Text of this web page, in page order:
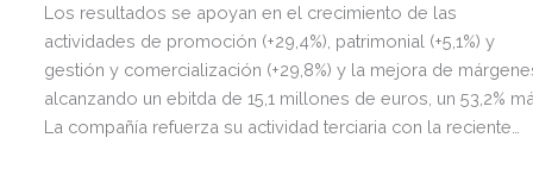
Los resultados se apoyan en el crecimiento de las
actividades de promoción (+29,4%), patrimonial (+5,1%) y
gestión y comercialización (+29,8%) y la mejora de
alcanzando un ebitda de 15,1 millones de euros, un 53,2%
La compañía refuerza su actividad terciaria con la reciente